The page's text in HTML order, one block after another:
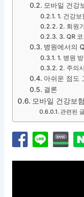
모바일 건강
1. 건강
2. 회원
3. QR
병원에서의
1. 병원
2. 주의
아쉬운 점도
결론
모바일 건강보
관련된